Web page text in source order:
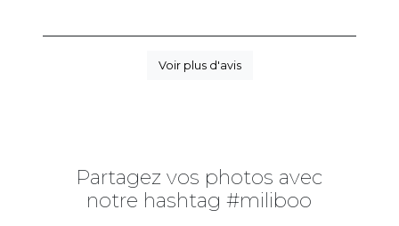
Voir plus d'avis
Partagez vos photos avec
notre hashtag #miliboo